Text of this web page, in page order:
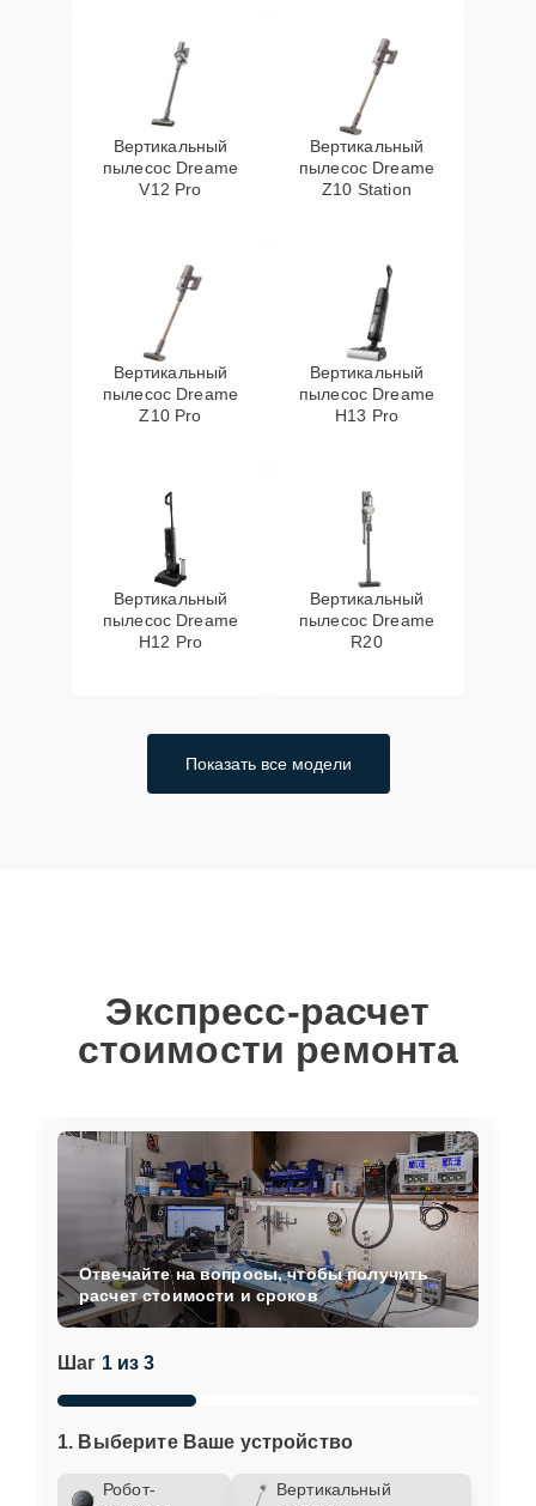
Вертикальный
пылесос Dreame
V12 Pro
Вертикальный
пылесос Dreame
Z10 Station
Вертикальный
пылесос Dreame
Z10 Pro
Вертикальный
пылесос Dreame
H13 Pro
Вертикальный
пылесос Dreame
H12 Pro
Вертикальный
пылесос Dreame
R20
Показать все модели
Экспресс-расчет
стоимости ремонта
Шаг 1 из 3
1. Выберите Ваше устройство
Робот-
Вертикальный
Отвечайте на вопросы, чтобы получить
расчет стоимости и сроков